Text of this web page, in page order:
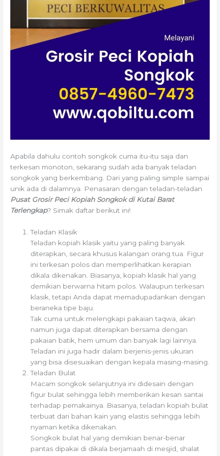
Apabila dahulu contoh songkok cuma itu-itu saja dan
terkesan monoton, sekarang sudah ada banyak teladan
songkok yang berkembang. Dari yang paling simple sampai
unik ada di dalamnya. Penasaran dengan teladan-teladan
Pusat Grosir Peci Kopiah Songkok di Kutai Barat
Terlengkap? Simak daftar berikut ini!
Teladan Klasik
Teladan kopiah klasik yaitu yang paling banyak
diterapkan, secara khusus kalangan orang tua. Figur
ini terkesan polos dan memperlihatkan kerapian
dikala dikenakan. Biasanya, kopiah klasik hal yang
demikian berwarna hitam polos. Walaupun terkesan
klasik, tetapi Anda dapat memadupadankan dengan
beraneka tipe baju.
Tak cuma untuk melengkapi pakaian taqwa, akan
namun juga dapat diterapkan bersama dengan
pakaian batik, hem umum dan banyak lagi lainnya.
Teladan ini juga hadir dalam berjenis-jenis ukuran
yang bisa disesuaikan dengan kepala masing-masing.
Teladan Bulat
Macam songkok selanjutnya ini didesain dengan
figur bulat sehingga lebih memberikan kesan santai
terhadap pemakainya. Biasanya, teladan kopiah bulat
terbuat dari bahan kain yang elastis sehingga lebih
nyaman ketika dikenakan.
Songkok bulat hal yang demikian benar-benar
pantas dipakai di dikala berjamaah di mesjid, shalat